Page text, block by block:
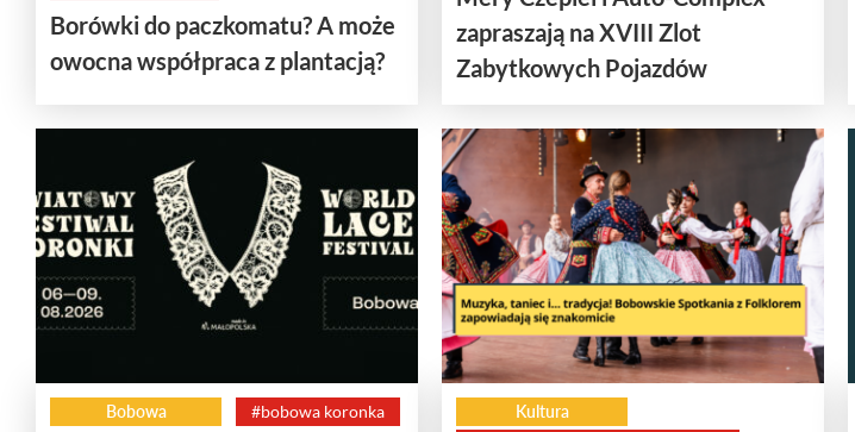
Borówki do paczkomatu? A może
owocna współpraca z plantacją?
zapraszają na XVIII Zlot
Zabytkowych Pojazdów
Bobowa #bobowa koronka
Kultura